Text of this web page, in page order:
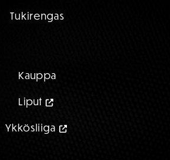
Tukirengas
Kauppa
Liput
Ykkösliiga